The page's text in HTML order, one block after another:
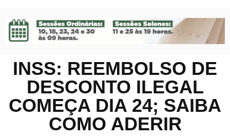
INSS: REEMBOLSO DE
DESCONTO ILEGAL
COMEÇA DIA 24; SAIBA
COMO ADERIR